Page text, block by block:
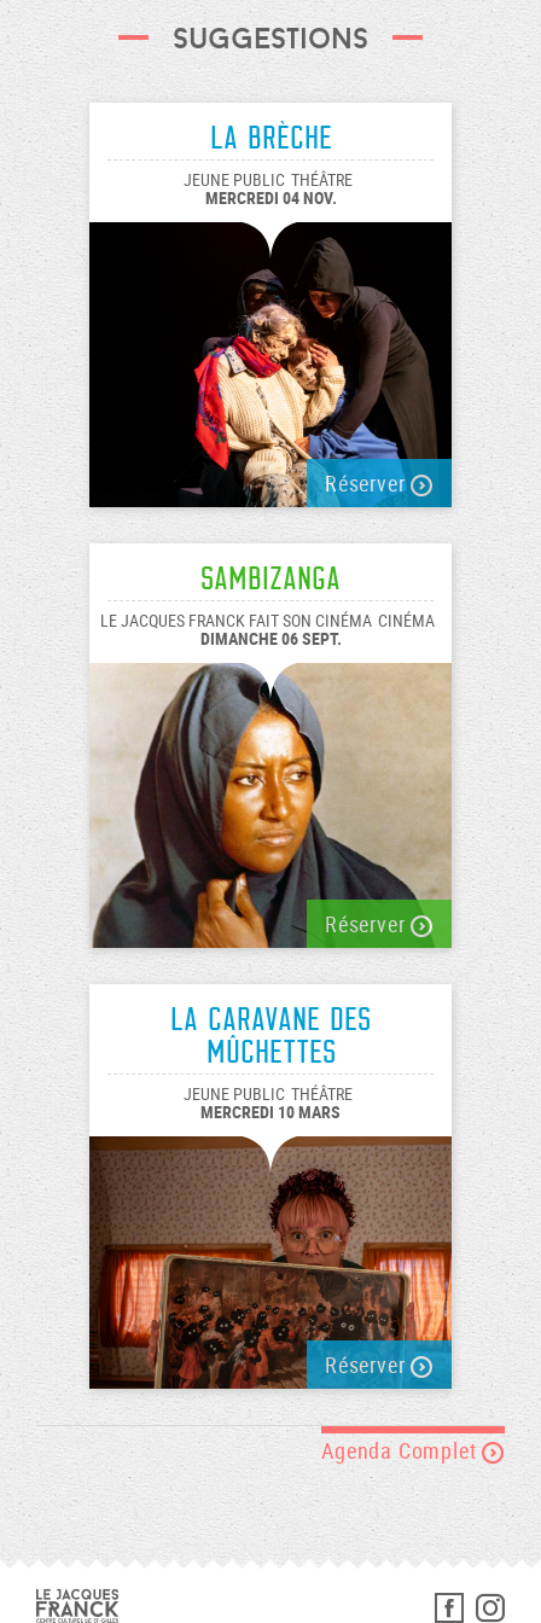
Suggestions
La Brèche
JEUNE PUBLIC THÉÂTRE
MERCREDI 04 NOV.
Réserver
Sambizanga
LE JACQUES FRANCK FAIT SON CINÉMA CINÉMA
DIMANCHE 06 SEPT.
Réserver
La caravane des
Mûchettes
JEUNE PUBLIC THÉÂTRE
MERCREDI 10 MARS
Réserver
Agenda Complet